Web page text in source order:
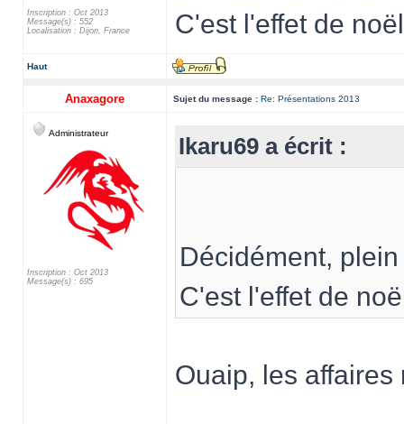
Inscription : Oct 2013
Message(s) : 552
Localisation : Dijon, France
C'est l'effet de
Haut
Anaxagore Sujet du message : Re: Présentations 2013
Administrateur
Inscription : Oct 2013
Message(s) : 695
Ikaru69 a écrit :
Décidément,
C'est l'effet de
Ouaip, les